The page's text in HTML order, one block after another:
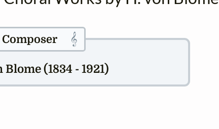
Composer 𝄞
(1834 - 1921)